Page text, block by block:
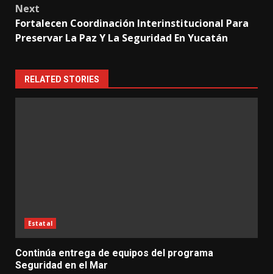
Next
Fortalecen Coordinación Interinstitucional Para
Preservar La Paz Y La Seguridad En Yucatán
RELATED STORIES
Estatal
Continúa entrega de equipos del programa
Seguridad en el Mar